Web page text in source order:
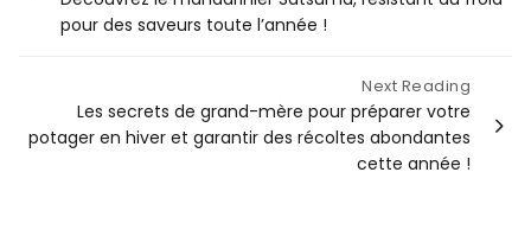
l’article
pour des saveurs toute l’année !
Next Reading
Les secrets de grand-mère pour préparer votre
potager en hiver et garantir des récoltes abondantes
cette année !